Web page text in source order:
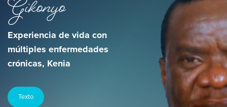
Gikonyo
Experiencia de vida con
múltiples enfermedades
crónicas, Kenia
Texto